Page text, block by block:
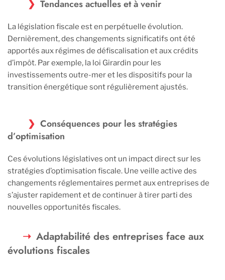
Tendances actuelles et à venir
La législation fiscale est en perpétuelle évolution.
Dernièrement, des changements significatifs ont été
apportés aux régimes de défiscalisation et aux crédits
d’impôt. Par exemple, la loi Girardin pour les
investissements outre-mer et les dispositifs pour la
transition énergétique sont régulièrement ajustés.
Conséquences pour les stratégies
d’optimisation
Ces évolutions législatives ont un impact direct sur les
stratégies d’optimisation fiscale. Une veille active des
changements réglementaires permet aux entreprises de
s’ajuster rapidement et de continuer à tirer parti des
nouvelles opportunités fiscales.
Adaptabilité des entreprises face aux
évolutions fiscales